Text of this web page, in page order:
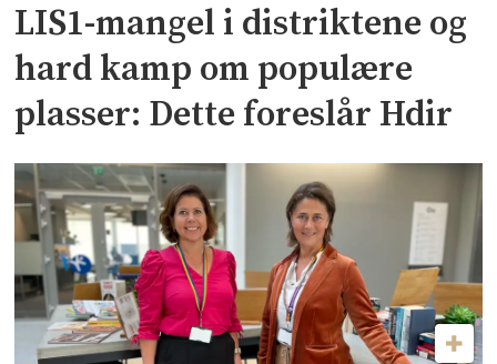
LIS1-mangel i distriktene og
hard kamp om populære
plasser: Dette foreslår Hdir